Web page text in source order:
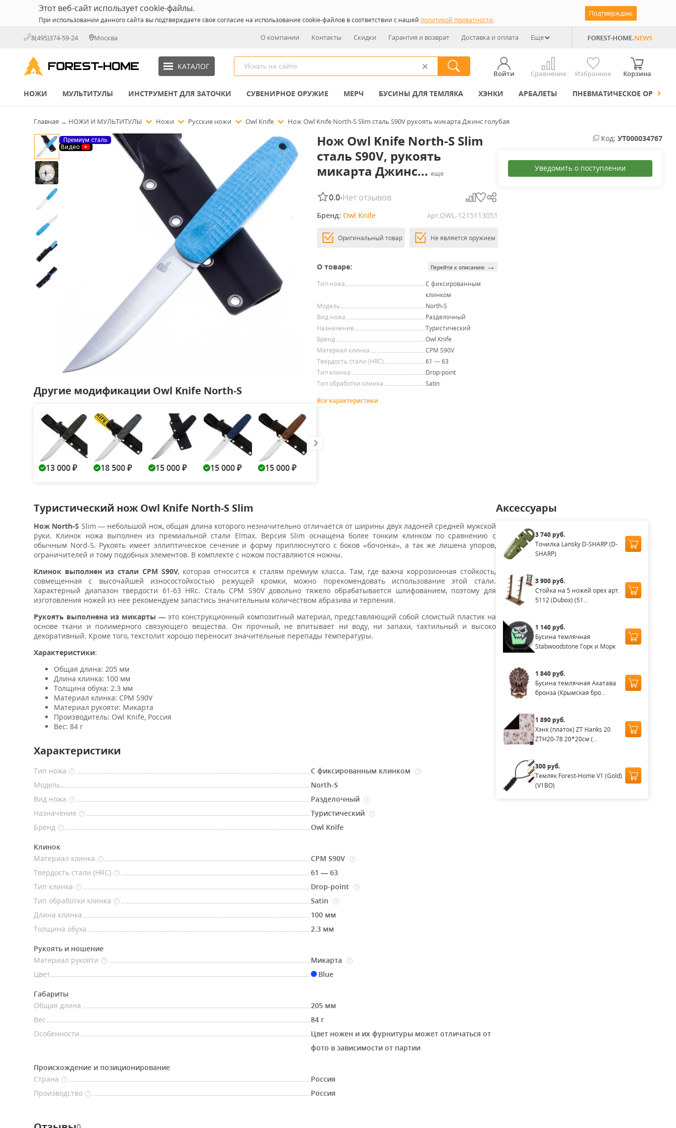
Этот веб-сайт использует cookie-файлы.
При использовании данного сайта вы подтверждаете свое согласие на использование cookie-файлов в соответствии с нашей политикой приватности.
Подтверждаю
8(495)374-59-24 Москва О компании Контакты Скидки Гарантия и возврат Доставка и оплата Еще FOREST-HOME.NEWS
КАТАЛОГ
Войти Сравнение Избранное Корзина
НОЖИ МУЛЬТИТУЛЫ ИНСТРУМЕНТ ДЛЯ ЗАТОЧКИ СУВЕНИРНОЕ ОРУЖИЕ МЕРЧ БУСИНЫ ДЛЯ ТЕМЛЯКА ХЭНКИ АРБАЛЕТЫ ПНЕВМАТИЧЕСКОЕ ОРУЖИЕ
Главная → НОЖИ И МУЛЬТИТУЛЫ Ножи Русские ножи Owl Knife Нож Owl Knife North-S Slim сталь S90V рукоять микарта Джинс голубая
Премиум сталь
Видео
Другие модификации Owl Knife North-S
13 000 ₽ 18 500 ₽ 15 000 ₽ 15 000 ₽ 15 000 ₽
Нож Owl Knife North-S Slim
сталь S90V, рукоять
микарта Джинс... еще
0.0•Нет отзывов
Бренд: Owl Knife Арт.OWL-1215113051
Оригинальный товар Не является оружием
О товаре: Перейти к описанию →
Тип ножа
С фиксированным
клинком
Модель
North-S
Вид ножа
Разделочный
Назначение
Туристический
Бренд
Owl Knife
Материал клинка
CPM S90V
Твердость стали (HRC)
61 — 63
Тип клинка
Drop-point
Тип обработки клинка
Satin
Все характеристики
Код: УТ000034767
Уведомить о поступлении
Туристический нож Owl Knife North-S Slim
Нож North-S Slim — небольшой нож, общая длина которого незначительно отличается от ширины двух ладоней средней мужской
руки. Клинок ножа выполнен из премиальной стали Elmax. Версия Slim оснащена более тонким клинком по сравнению с
обычным Nord-S. Рукоять имеет эллиптическое сечение и форму приплюснутого с боков «бочонка», а так же лишена упоров,
ограничителей и тому подобных элементов. В комплекте с ножом поставляются ножны.
Клинок выполнен из стали CPM S90V, которая относится к сталям премиум класса. Там, где важна коррозионная стойкость,
совмещенная с высочайшей износостойкостью режущей кромки, можно порекомендовать использование этой стали.
Характерный диапазон твердости 61-63 HRc. Сталь CPM S90V довольно тяжело обрабатывается шлифованием, поэтому для
изготовления ножей из нее рекомендуем запастись значительным количеством абразива и терпения.
Рукоять выполнена из микарты —это конструкционный композитный материал, представляющий собой слоистый пластик на
основе ткани и полимерного связующего вещества. Он прочный, не впитывает ни воду, ни запахи, тактильный и высоко
декоративный. Кроме того, текстолит хорошо переносит значительные перепады температуры.
Характеристики:
Общая длина: 205 мм
Длина клинка: 100 мм
Толщина обуха: 2.3 мм
Материал клинка: CPM S90V
Материал рукояти: Микарта
Производитель: Owl Knife, Россия
Вес: 84 г
Характеристики
Тип ножа ? С фиксированным клинком ?
Модель
North-S
Вид ножа
? Разделочный ?
Назначение ? Туристический ?
Бренд ? Owl Knife
Клинок
Материал клинка
? CPM S90V ?
Твердость стали (HRC) ?
61 — 63
Тип клинка
? Drop-point ?
Тип обработки клинка ? Satin ?
Длина клинка
100 мм
Толщина обуха
2.3 мм
Рукоять и ношение
Материал рукояти
? Микарта ?
Цвет Blue
Габариты
Общая длина
205 мм
Вес
84 г
Особенности
Цвет ножен и их фурнитуры может отличаться от
фото в зависимости от партии
Происхождение и позиционирование
Страна
?
Россия
Производство
? Россия
Аксессуары
3 740 руб.
Точилка Lansky D-SHARP (D-
SHARP)
3 900 руб.
Стойка на 5 ножей орех арт.
5112 (Dubox) (51...
1 140 руб.
Бусина темлячная
Stabwoodstone Горк и Морк
1 840 руб.
Бусина темлячная Акатава
бронза (Крымская бро...
1 890 руб.
Хэнк (платок) ZT Hanks 20
ZTH20-78 20*20см (...
300 руб.
Темляк Forest-Home V1 (Gold)
(V1BO)